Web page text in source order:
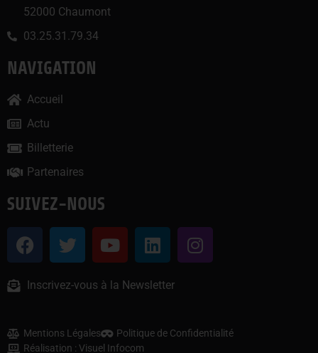
52000 Chaumont
03.25.31.79.34
NAVIGATION
Accueil
Actu
Billetterie
Partenaires
SUIVEZ-NOUS
Inscrivez-vous à la Newsletter
Mentions Légales
Politique de Confidentialité
Réalisation : Visuel Infocom